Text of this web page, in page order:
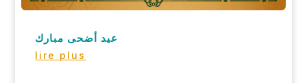
عيد أضحى مبارك
lire plus